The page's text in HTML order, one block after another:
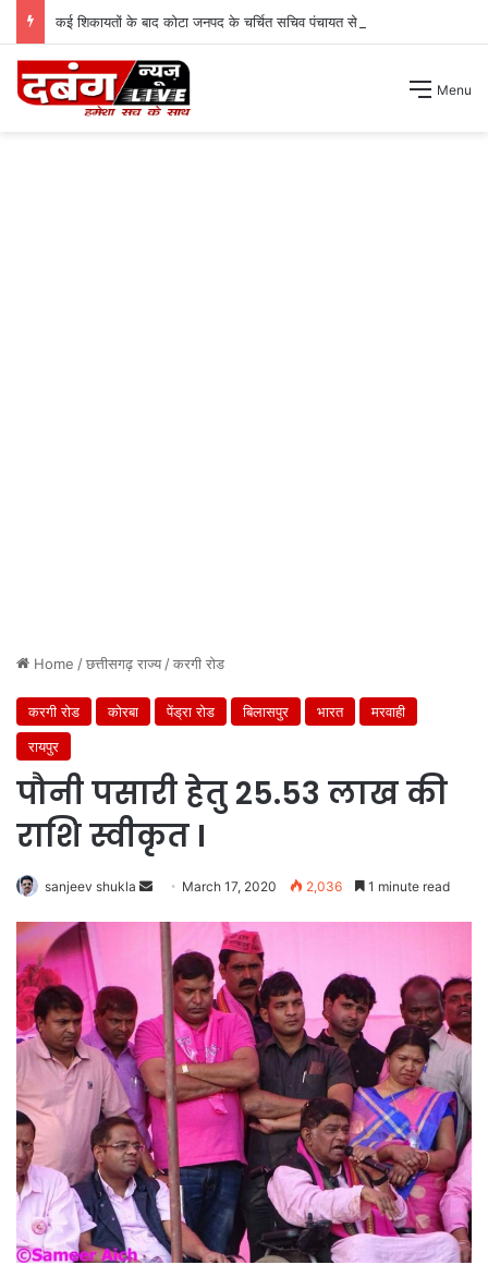
कई शिकायतों के बाद कोटा जनपद के चर्चित सचिव पंचायत से हटाए गए ।
Menu
Home /छत्तीसगढ़ राज्य/करगी रोड
करगी रोड कोरबा पेंड्रा रोड बिलासपुर भारत
मरवाही
रायपुर
पौनी पसारी हेतु 25.53 लाख की
राशि स्वीकृत I
sanjeev shukla
Send March 17, 2020 2,036 1 minute read